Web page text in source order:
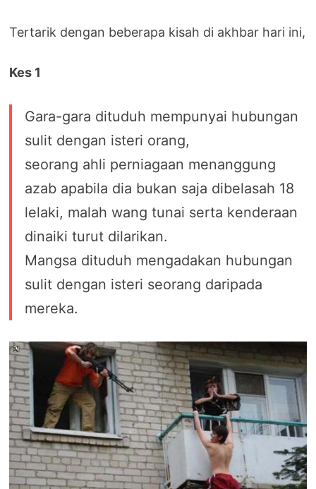
Tertarik dengan beberapa kisah di akhbar hari ini,
Kes 1
Gara-gara dituduh mempunyai hubungan
sulit dengan isteri orang,
seorang ahli perniagaan menanggung
azab apabila dia bukan saja dibelasah 18
lelaki, malah wang tunai serta kenderaan
dinaiki turut dilarikan.
Mangsa dituduh mengadakan hubungan
sulit dengan isteri seorang daripada
mereka.